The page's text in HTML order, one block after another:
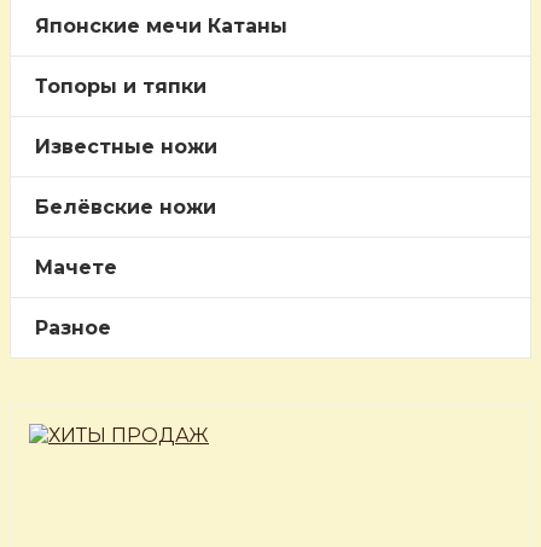
Японские мечи Катаны
Топоры и тяпки
Известные ножи
Белёвские ножи
Мачете
Разное